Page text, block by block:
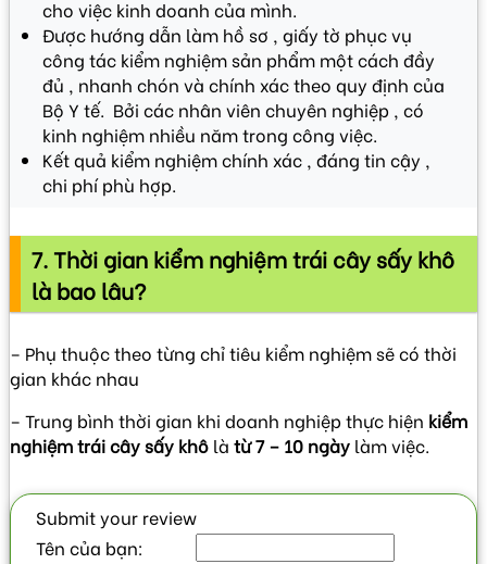
cho việc kinh doanh của mình.
Được hướng dẫn làm hồ sơ , giấy tờ phục vụ
công tác kiểm nghiệm sản phẩm một cách đầy
đủ , nhanh chón và chính xác theo quy định của
Bộ Y tế. Bởi các nhân viên chuyên nghiệp , có
kinh nghiệm nhiều năm trong công việc.
Kết quả kiểm nghiệm chính xác , đáng tin cậy ,
chi phí phù hợp.
7. Thời gian kiểm nghiệm trái cây sấy khô
là bao lâu?
– Phụ thuộc theo từng chỉ tiêu kiểm nghiệm sẽ có thời
gian khác nhau
– Trung bình thời gian khi doanh nghiệp thực hiện kiểm
nghiệm trái cây sấy khô là từ 7 – 10 ngày làm việc.
Submit your review
Tên của bạn: